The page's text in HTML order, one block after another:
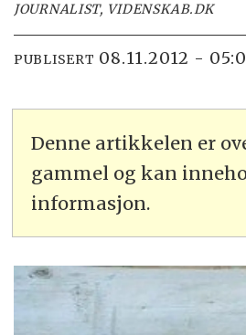
JOURNALIST, VIDENSKAB.DK
PUBLISERT 08.11.2012 -
Denne artikkelen er
gammel og kan
informasjon.